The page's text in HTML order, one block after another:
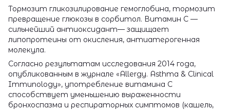
Тормозит гликозилирование гемоглобина, тормозит
превращение глюкозы в сорбитол. Витамин С —
сильнейший антиоксидант— защищает
липопротеины от окисления, антиатерогенная
молекула.
Согласно результатам исследования 2014 года,
опубликованным в журнале «Allergy. Asthma & Clinical
Immunology», употребление витамина С
способствует уменьшению выраженности
бронхоспазма и респираторных симптомов (кашель,